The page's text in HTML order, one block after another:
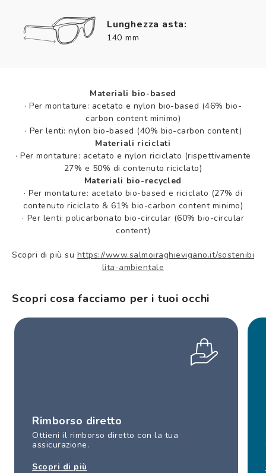
Lunghezza asta:
140 mm
Materiali bio-based
· Per montature: acetato e nylon bio-based (46% bio-
carbon content minimo)
· Per lenti: nylon bio-based (40% bio-carbon content)
Materiali riciclati
· Per montature: acetato e nylon riciclato (rispettivamente
27% e 50% di contenuto riciclato)
Materiali bio-recycled
· Per montature: acetato bio-based e riciclato (27% di
contenuto riciclato & 61% bio-carbon content minimo)
· Per lenti: policarbonato bio-circular (60% bio-circular
content)
Scopri di più su https://www.salmoiraghievigano.it/sostenibi
lita-ambientale
Scopri cosa facciamo per i tuoi occhi
Rimborso diretto
Ottieni il rimborso diretto con la tua
assicurazione.
Scopri di più